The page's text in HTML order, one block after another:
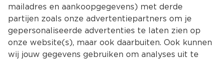
mailadres en aankoopgegevens) met derde
partijen zoals onze advertentiepartners om je
gepersonaliseerde advertenties te laten zien op
onze website(s), maar ook daarbuiten. Ook kunnen
wij jouw gegevens gebruiken om analyses uit te